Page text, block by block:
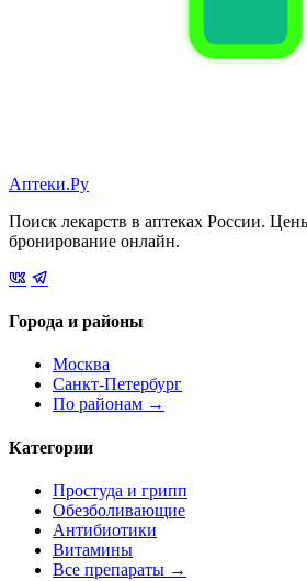
Аптеки.Ру
Поиск лекарств в аптеках России.
бронирование онлайн.
Города и районы
Москва
Санкт-Петербург
По районам →
Категории
Простуда и грипп
Обезболивающие
Антибиотики
Витамины
Все препараты →